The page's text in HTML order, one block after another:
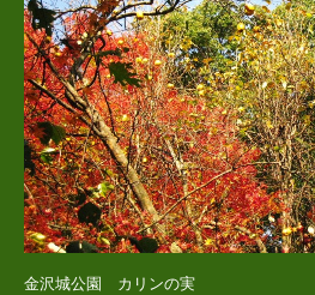
金沢城公園 カリンの実